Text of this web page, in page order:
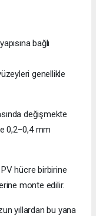
bağlı
genellikle
değişmekte
0,2−0,4 mm
PV hücre birbirine
monte edilir.
yıllardan bu yana